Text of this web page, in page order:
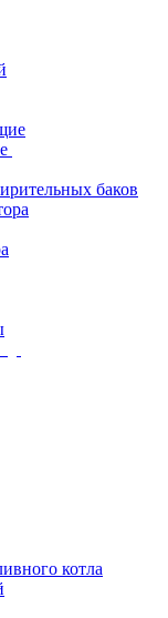
баков
котла